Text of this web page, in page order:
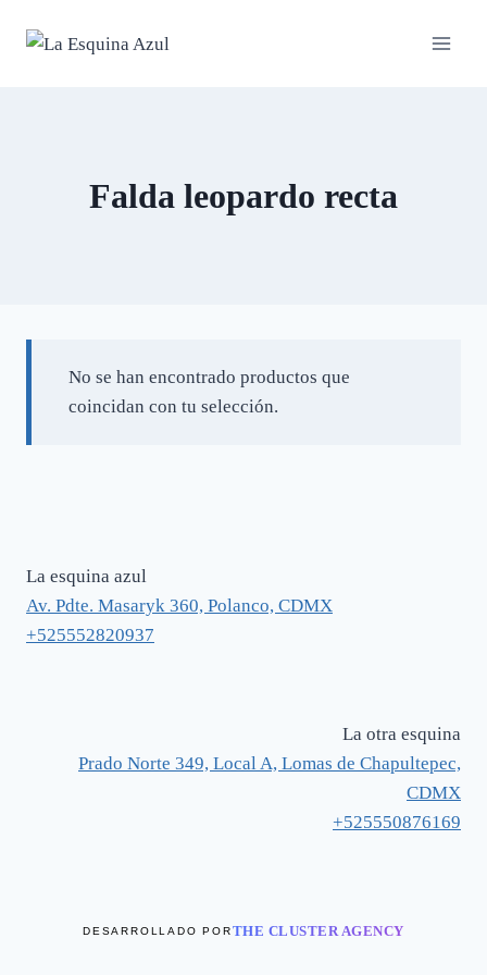
Falda leopardo recta
No se han encontrado productos que
coincidan con tu selección.
La esquina azul
Av. Pdte. Masaryk 360, Polanco, CDMX
+525552820937
La otra esquina
Prado Norte 349, Local A, Lomas de Chapultepec,
CDMX
+525550876169
DESARROLLADO PORTHE CLUSTER AGENCY